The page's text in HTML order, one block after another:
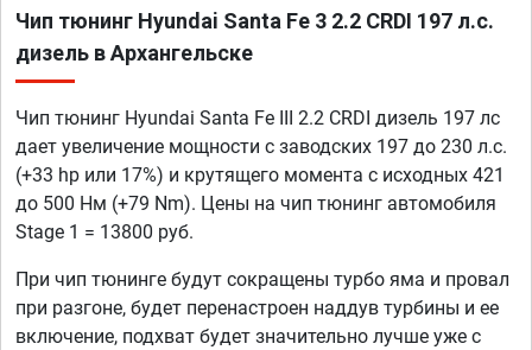
Чип тюнинг Hyundai Santa Fe 3 2.2 CRDI 197 л.с.
дизель в Архангельске
Чип тюнинг Hyundai Santa Fe III 2.2 CRDI дизель 197 лс
дает увеличение мощности с заводских 197 до 230 л.с.
(+33 hp или 17%) и крутящего момента с исходных 421
до 500 Нм (+79 Nm). Цены на чип тюнинг автомобиля
Stage 1 = 13800 руб.
При чип тюнинге будут сокращены турбо яма и провал
при разгоне, будет перенастроен наддув турбины и ее
включение, подхват будет значительно лучше уже с